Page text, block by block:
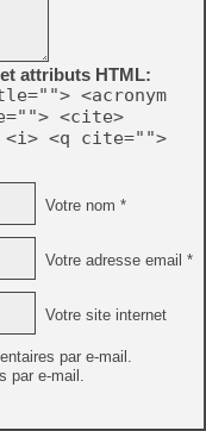
attributs HTML:
<acronym
<cite>
<i> <q cite="">
Votre nom *
Votre adresse email *
Votre site internet
par e-mail.
par e-mail.